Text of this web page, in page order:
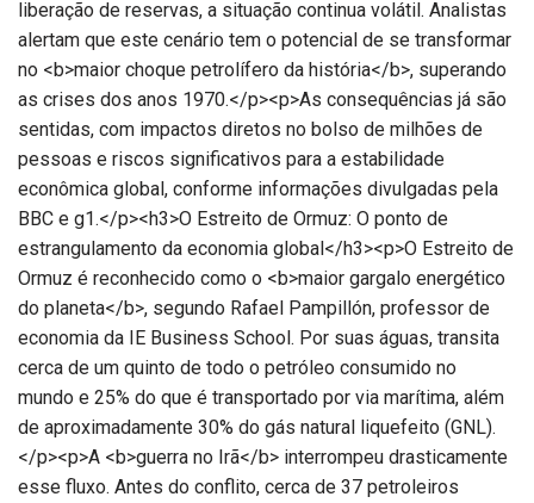
liberação de reservas, a situação continua volátil. Analistas
alertam que este cenário tem o potencial de se transformar
no <b>maior choque petrolífero da história</b>, superando
as crises dos anos 1970.</p><p>As consequências já são
sentidas, com impactos diretos no bolso de milhões de
pessoas e riscos significativos para a estabilidade
econômica global, conforme informações divulgadas pela
BBC e g1.</p><h3>O Estreito de Ormuz: O ponto de
estrangulamento da economia global</h3><p>O Estreito de
Ormuz é reconhecido como o <b>maior gargalo energético
do planeta</b>, segundo Rafael Pampillón, professor de
economia da IE Business School. Por suas águas, transita
cerca de um quinto de todo o petróleo consumido no
mundo e 25% do que é transportado por via marítima, além
de aproximadamente 30% do gás natural liquefeito (GNL).
</p><p>A <b>guerra no Irã</b> interrompeu drasticamente
esse fluxo. Antes do conflito, cerca de 37 petroleiros